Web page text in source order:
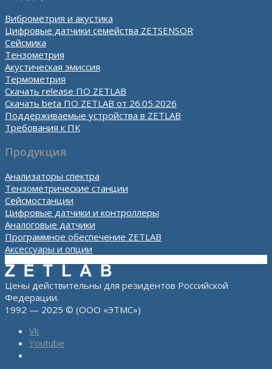
Виброметрия и акустика
Цифровые датчики семейства ZETSENSOR
Сейсмика
Тензометрия
Акустическая эмиссия
Термометрия
Скачать release ПО ZETLAB
Скачать beta ПО ZETLAB от 26.05.2026
Поддерживаемые устройства в ZETLAB
Требования к ПК
Продукция
Анализаторы спектра
Тензометрические станции
Сейсмостанции
Цифровые датчики и контроллеры
Аналоговые датчики
Программное обеспечение ZETLAB
Аксессуары и опции
Цены действительны для резидентов Российской
Федерации.
1992 — 2025 © (ООО «ЭТМС»)
Vk
Youtube